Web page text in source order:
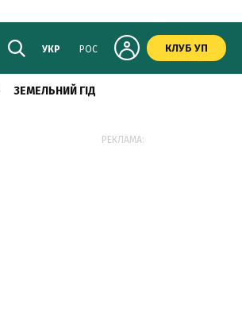
УКР РОС КЛУБ УП
ЗЕМЕЛЬНИЙ ГІД
РЕКЛАМА: